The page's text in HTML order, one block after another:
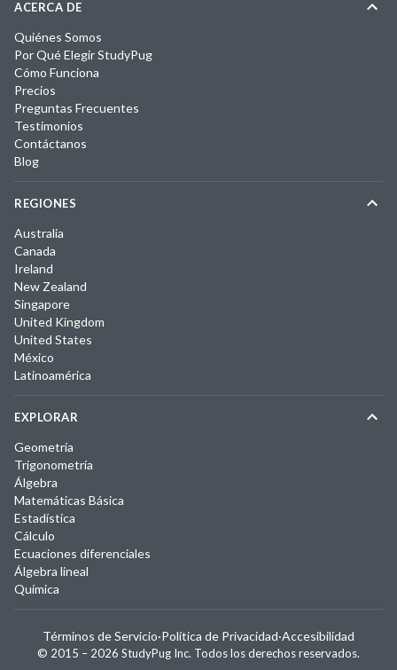
ACERCA DE
Quiénes Somos
Por Qué Elegir StudyPug
Cómo Funciona
Precios
Preguntas Frecuentes
Testimonios
Contáctanos
Blog
REGIONES
Australia
Canada
Ireland
New Zealand
Singapore
United Kingdom
United States
México
Latinoamérica
EXPLORAR
Geometría
Trigonometría
Álgebra
Matemáticas Básica
Estadística
Cálculo
Ecuaciones diferenciales
Álgebra lineal
Química
© 2015 – 2026 StudyPug Inc. Todos los derechos reservados.
Términos de Servicio·Política de Privacidad·Accesibilidad